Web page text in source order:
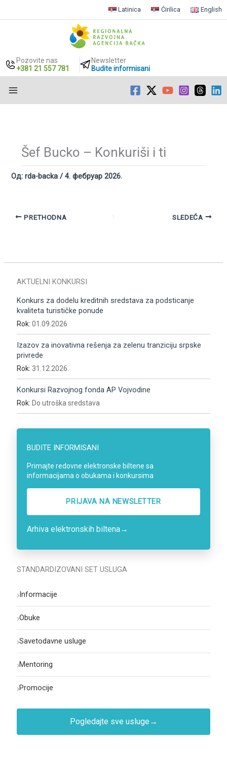
Latinica Ćirilica English
Pozovite nas
+381 21 557 781
Newsletter
Budite informisani
Šef Bucko – Konkuriši i ti
Од: rda-backa/4. фебруар 2026.
PRETHODNA SLEDEĆA
AKTUELNI KONKURSI
Konkurs za dodelu kreditnih sredstava za podsticanje
kvaliteta turističke ponude
Rok: 01.09.2026
Izazov za inovativna rešenja za zelenu tranziciju srpske
privrede
Rok: 31.12.2026.
Konkursi Razvojnog fonda AP Vojvodine
Rok: Do utroška sredstava
BUDITE INFORMISANI
Primajte redovne elektronske biltene sa
informacijama o obukama i konkursima
PRIJAVA NA NEWSLETTER
Arhiva elektronskih biltena→
STANDARDIZOVANI SET USLUGA
›Informacije
›Obuke
›Savetodavne usluge
›Mentoring
›Promocije
Pogledajte sve usluge →